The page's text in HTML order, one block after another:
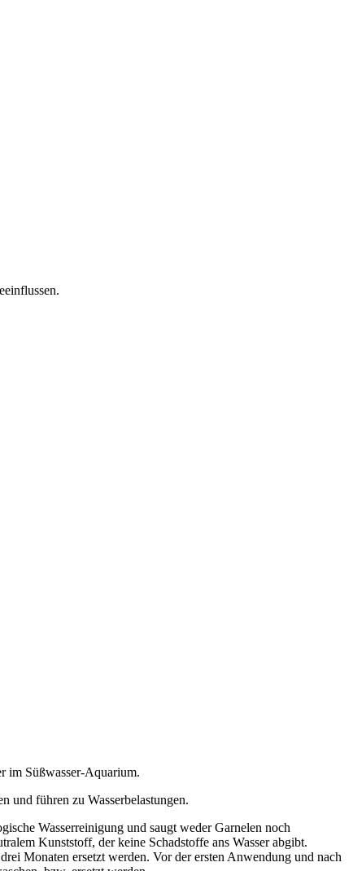
im Süßwasser-Aquarium.
und führen zu Wasserbelastungen.
Wasserreinigung und saugt weder Garnelen noch
Kunststoff, der keine Schadstoffe ans Wasser abgibt.
Monaten ersetzt werden. Vor der ersten Anwendung und nach